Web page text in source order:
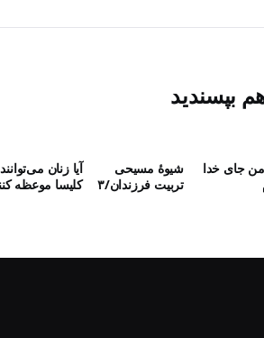
بپسندید
جای خدا
شیوۀ مسیحی
تربیت فرزندان/۳
آیا زنان
کلیسا موعظه